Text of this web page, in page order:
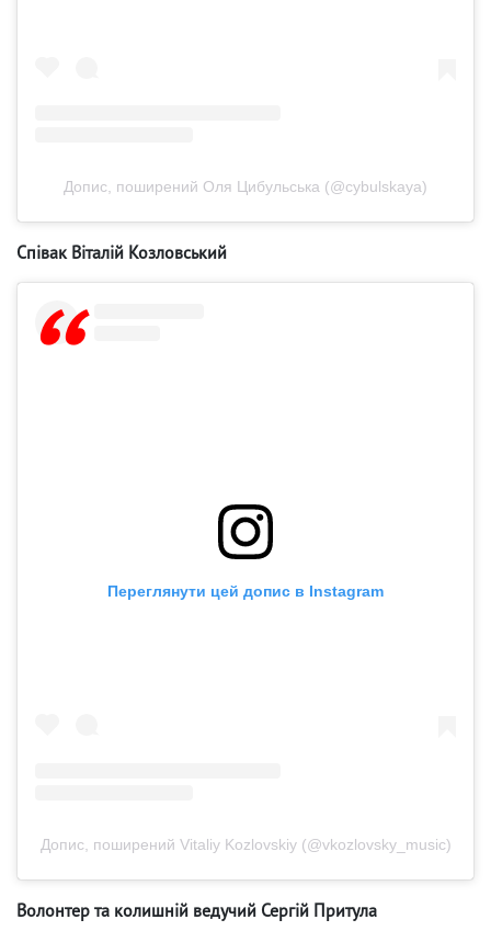
Допис, поширений Оля Цибульська (@cybulskaya)
Співак Віталій Козловський
Переглянути цей допис в Instagram
Допис, поширений Vitaliy Kozlovskiy (@vkozlovsky_music)
Волонтер та колишній ведучий Сергій Притула